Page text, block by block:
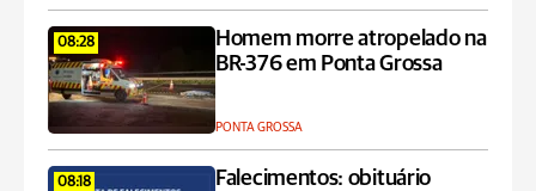
08:28
Homem morre atropelado na
BR-376 em Ponta Grossa
PONTA GROSSA
08:18
Falecimentos: obituário